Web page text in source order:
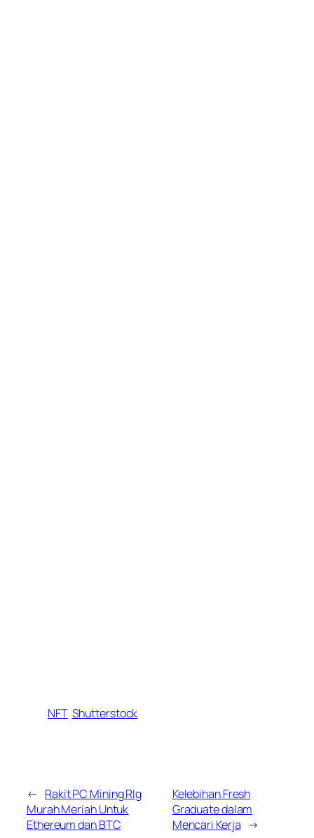
NFT Shutterstock
← Rakit PC Mining RIg
Murah Meriah Untuk
Ethereum dan BTC
Kelebihan Fresh
Graduate dalam
Mencari Kerja →